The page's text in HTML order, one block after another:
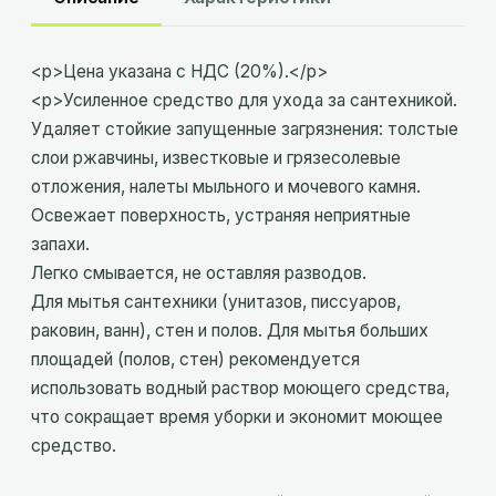
<p>Цена указана с НДС (20%).</p>
<p>Усиленное средство для ухода за сантехникой.
Удаляет стойкие запущенные загрязнения: толстые
слои ржавчины, известковые и грязесолевые
отложения, налеты мыльного и мочевого камня.
Освежает поверхность, устраняя неприятные
запахи.
Легко смывается, не оставляя разводов.
Для мытья сантехники (унитазов, писсуаров,
раковин, ванн), стен и полов. Для мытья больших
площадей (полов, стен) рекомендуется
использовать водный раствор моющего средства,
что сокращает время уборки и экономит моющее
средство.